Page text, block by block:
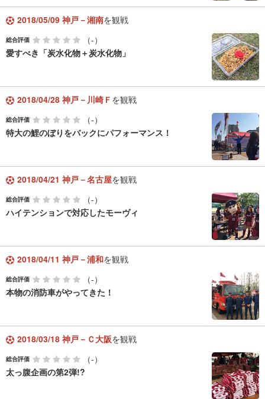
2018/05/09 神戸－湘南を観戦
総合評価
（-）
愛すべき「炭水化物＋炭水化物」
2018/04/28 神戸－川崎Ｆ を観戦
総合評価
（-）
特大の鯉のぼりをバックにパフォーマンス！
2018/04/21 神戸－名古屋を観戦
総合評価
（-）
ハイテンションで対応したモーヴィ
2018/04/11 神戸－浦和を観戦
総合評価
（-）
本物の消防車がやってきた！
2018/03/18 神戸－Ｃ大阪を観戦
総合評価
（-）
太っ腹企画の第2弾!?